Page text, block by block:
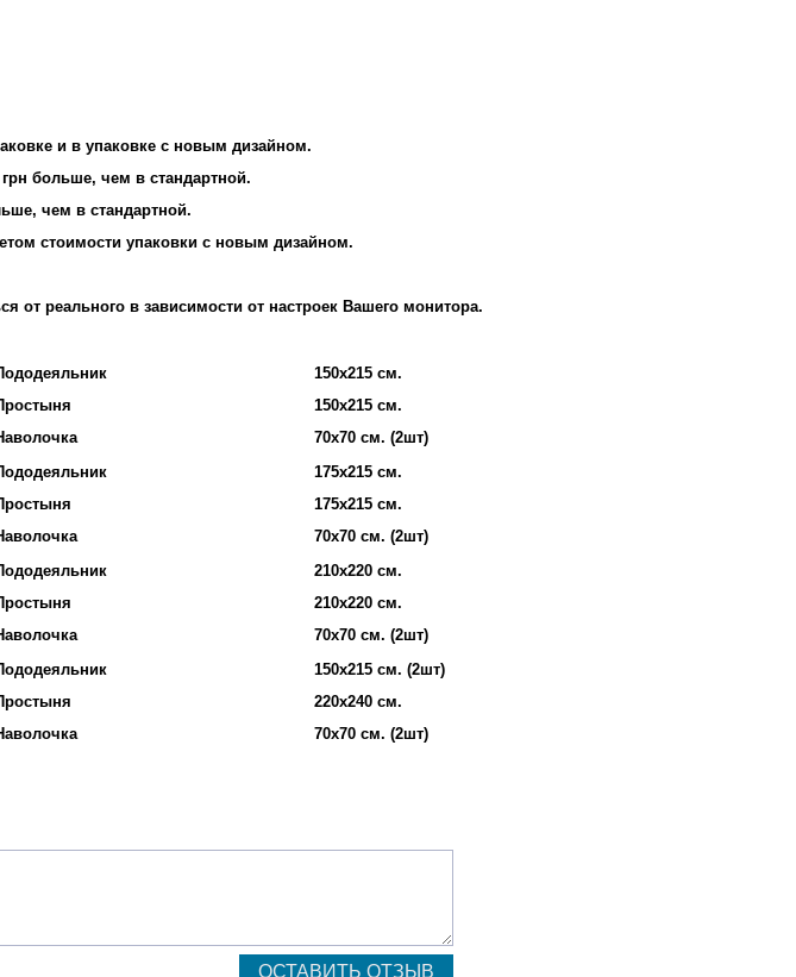
и в упаковке с новым дизайном.
больше, чем в стандартной.
чем в стандартной.
стоимости упаковки с новым дизайном.
от реального в зависимости от настроек Вашего монитора.
150х215 см.
150х215 см.
70х70 см. (2шт)
175х215 см.
175х215 см.
70х70 см. (2шт)
210х220 см.
210х220 см.
70х70 см. (2шт)
150х215 см. (2шт)
220х240 см.
70х70 см. (2шт)